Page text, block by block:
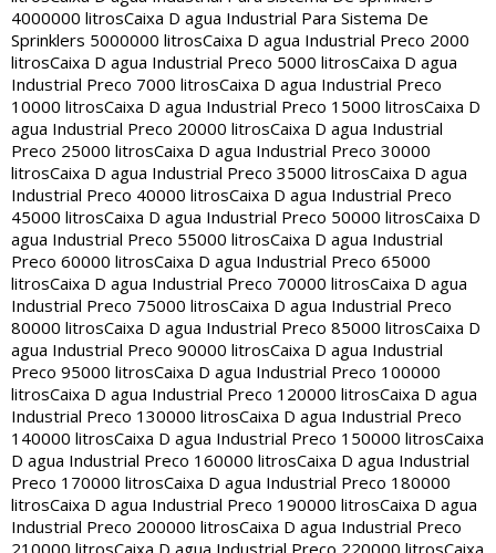
4000000 litrosCaixa D agua Industrial Para Sistema De
Sprinklers 5000000 litrosCaixa D agua Industrial Preco 2000
litrosCaixa D agua Industrial Preco 5000 litrosCaixa D agua
Industrial Preco 7000 litrosCaixa D agua Industrial Preco
10000 litrosCaixa D agua Industrial Preco 15000 litrosCaixa D
agua Industrial Preco 20000 litrosCaixa D agua Industrial
Preco 25000 litrosCaixa D agua Industrial Preco 30000
litrosCaixa D agua Industrial Preco 35000 litrosCaixa D agua
Industrial Preco 40000 litrosCaixa D agua Industrial Preco
45000 litrosCaixa D agua Industrial Preco 50000 litrosCaixa D
agua Industrial Preco 55000 litrosCaixa D agua Industrial
Preco 60000 litrosCaixa D agua Industrial Preco 65000
litrosCaixa D agua Industrial Preco 70000 litrosCaixa D agua
Industrial Preco 75000 litrosCaixa D agua Industrial Preco
80000 litrosCaixa D agua Industrial Preco 85000 litrosCaixa D
agua Industrial Preco 90000 litrosCaixa D agua Industrial
Preco 95000 litrosCaixa D agua Industrial Preco 100000
litrosCaixa D agua Industrial Preco 120000 litrosCaixa D agua
Industrial Preco 130000 litrosCaixa D agua Industrial Preco
140000 litrosCaixa D agua Industrial Preco 150000 litrosCaixa
D agua Industrial Preco 160000 litrosCaixa D agua Industrial
Preco 170000 litrosCaixa D agua Industrial Preco 180000
litrosCaixa D agua Industrial Preco 190000 litrosCaixa D agua
Industrial Preco 200000 litrosCaixa D agua Industrial Preco